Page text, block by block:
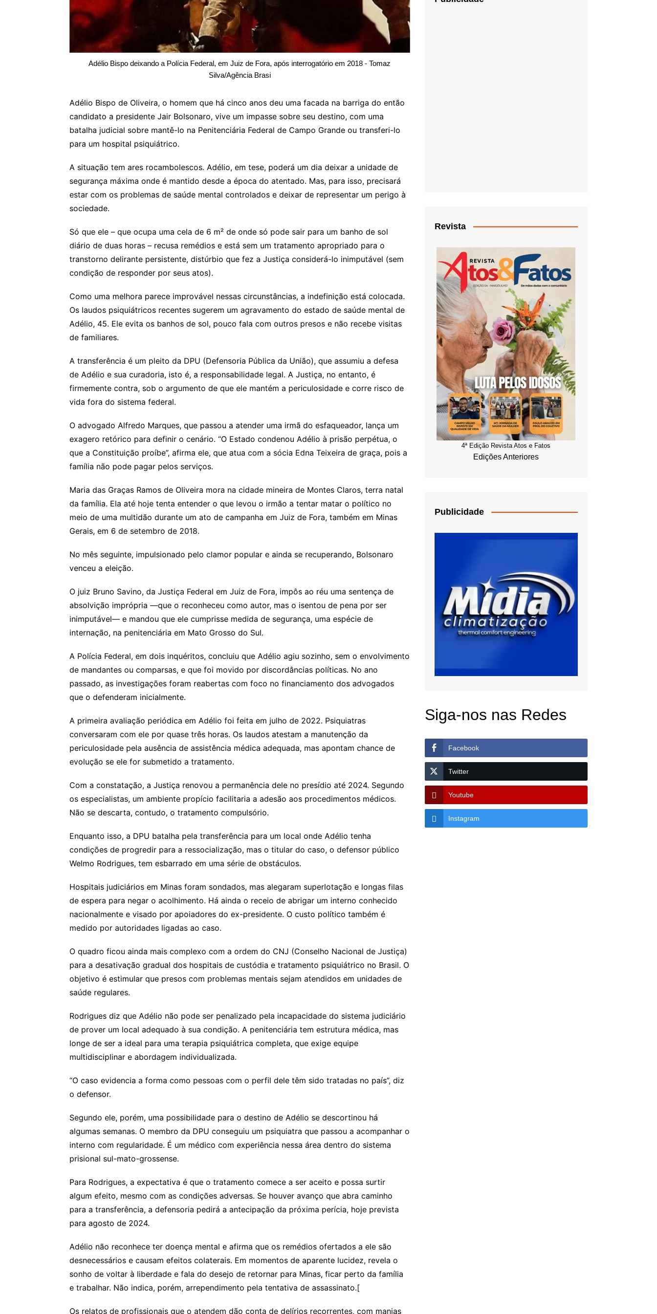
Adélio Bispo deixando a Polícia Federal, em Juiz de Fora, após interrogatório em 2018 - Tomaz
Silva/Agência Brasi
Adélio Bispo de Oliveira, o homem que há cinco anos deu uma facada na barriga do então
candidato a presidente Jair Bolsonaro, vive um impasse sobre seu destino, com uma
batalha judicial sobre mantê-lo na Penitenciária Federal de Campo Grande ou transferi-lo
para um hospital psiquiátrico.
A situação tem ares rocambolescos. Adélio, em tese, poderá um dia deixar a unidade de
segurança máxima onde é mantido desde a época do atentado. Mas, para isso, precisará
estar com os problemas de saúde mental controlados e deixar de representar um perigo à
sociedade.
Só que ele – que ocupa uma cela de 6 m² de onde só pode sair para um banho de sol
diário de duas horas – recusa remédios e está sem um tratamento apropriado para o
transtorno delirante persistente, distúrbio que fez a Justiça considerá-lo inimputável (sem
condição de responder por seus atos).
Como uma melhora parece improvável nessas circunstâncias, a indefinição está colocada.
Os laudos psiquiátricos recentes sugerem um agravamento do estado de saúde mental de
Adélio, 45. Ele evita os banhos de sol, pouco fala com outros presos e não recebe visitas
de familiares.
A transferência é um pleito da DPU (Defensoria Pública da União), que assumiu a defesa
de Adélio e sua curadoria, isto é, a responsabilidade legal. A Justiça, no entanto, é
firmemente contra, sob o argumento de que ele mantém a periculosidade e corre risco de
vida fora do sistema federal.
O advogado Alfredo Marques, que passou a atender uma irmã do esfaqueador, lança um
exagero retórico para definir o cenário. “O Estado condenou Adélio à prisão perpétua, o
que a Constituição proíbe”, afirma ele, que atua com a sócia Edna Teixeira de graça, pois a
família não pode pagar pelos serviços.
Maria das Graças Ramos de Oliveira mora na cidade mineira de Montes Claros, terra natal
da família. Ela até hoje tenta entender o que levou o irmão a tentar matar o político no
meio de uma multidão durante um ato de campanha em Juiz de Fora, também em Minas
Gerais, em 6 de setembro de 2018.
No mês seguinte, impulsionado pelo clamor popular e ainda se recuperando, Bolsonaro
venceu a eleição.
O juiz Bruno Savino, da Justiça Federal em Juiz de Fora, impôs ao réu uma sentença de
absolvição imprópria —que o reconheceu como autor, mas o isentou de pena por ser
inimputável— e mandou que ele cumprisse medida de segurança, uma espécie de
internação, na penitenciária em Mato Grosso do Sul.
A Polícia Federal, em dois inquéritos, concluiu que Adélio agiu sozinho, sem o envolvimento
de mandantes ou comparsas, e que foi movido por discordâncias políticas. No ano
passado, as investigações foram reabertas com foco no financiamento dos advogados
que o defenderam inicialmente.
A primeira avaliação periódica em Adélio foi feita em julho de 2022. Psiquiatras
conversaram com ele por quase três horas. Os laudos atestam a manutenção da
periculosidade pela ausência de assistência médica adequada, mas apontam chance de
evolução se ele for submetido a tratamento.
Com a constatação, a Justiça renovou a permanência dele no presídio até 2024. Segundo
os especialistas, um ambiente propício facilitaria a adesão aos procedimentos médicos.
Não se descarta, contudo, o tratamento compulsório.
Enquanto isso, a DPU batalha pela transferência para um local onde Adélio tenha
condições de progredir para a ressocialização, mas o titular do caso, o defensor público
Welmo Rodrigues, tem esbarrado em uma série de obstáculos.
Hospitais judiciários em Minas foram sondados, mas alegaram superlotação e longas filas
de espera para negar o acolhimento. Há ainda o receio de abrigar um interno conhecido
nacionalmente e visado por apoiadores do ex-presidente. O custo político também é
medido por autoridades ligadas ao caso.
O quadro ficou ainda mais complexo com a ordem do CNJ (Conselho Nacional de Justiça)
para a desativação gradual dos hospitais de custódia e tratamento psiquiátrico no Brasil. O
objetivo é estimular que presos com problemas mentais sejam atendidos em unidades de
saúde regulares.
Rodrigues diz que Adélio não pode ser penalizado pela incapacidade do sistema judiciário
de prover um local adequado à sua condição. A penitenciária tem estrutura médica, mas
longe de ser a ideal para uma terapia psiquiátrica completa, que exige equipe
multidisciplinar e abordagem individualizada.
“O caso evidencia a forma como pessoas com o perfil dele têm sido tratadas no país”, diz
o defensor.
Segundo ele, porém, uma possibilidade para o destino de Adélio se descortinou há
algumas semanas. O membro da DPU conseguiu um psiquiatra que passou a acompanhar o
interno com regularidade. É um médico com experiência nessa área dentro do sistema
prisional sul-mato-grossense.
Para Rodrigues, a expectativa é que o tratamento comece a ser aceito e possa surtir
algum efeito, mesmo com as condições adversas. Se houver avanço que abra caminho
para a transferência, a defensoria pedirá a antecipação da próxima perícia, hoje prevista
para agosto de 2024.
Adélio não reconhece ter doença mental e afirma que os remédios ofertados a ele são
desnecessários e causam efeitos colaterais. Em momentos de aparente lucidez, revela o
sonho de voltar à liberdade e fala do desejo de retornar para Minas, ficar perto da família
e trabalhar. Não indica, porém, arrependimento pela tentativa de assassinato.[
Os relatos de profissionais que o atendem dão conta de delírios recorrentes, com manias
Revista
4ª Edição Revista Atos e Fatos
Edições Anteriores
Publicidade
Siga-nos nas Redes
Facebook
Twitter
Youtube
Instagram